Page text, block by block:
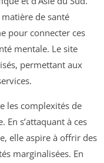
de santé
pour connecter ces
mentale. Le site
permettant aux
les complexités de
En s’attaquant à ces
elle aspire à offrir des
marginalisées. En